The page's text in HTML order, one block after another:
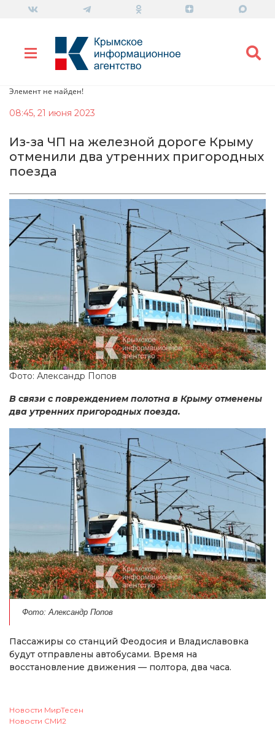
Элемент не найден!
08:45, 21 июня 2023
Из-за ЧП на железной дороге Крыму
отменили два утренних пригородных
поезда
Фото: Александр Попов
В связи с повреждением полотна в Крыму отменены
два утренних пригородных поезда.
Фото: Александр Попов
Пассажиры со станций Феодосия и Владиславовка
будут отправлены автобусами. Время на
восстановление движения — полтора, два часа.
Новости МирТесен
Новости СМИ2